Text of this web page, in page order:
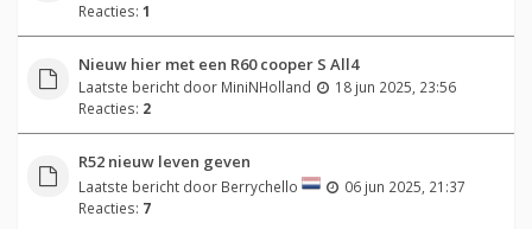
Reacties: 1
Nieuw hier met een R60 cooper S All4
Laatste bericht door MiniNHolland
18 jun 2025, 23:56
Reacties: 2
R52 nieuw leven geven
Laatste bericht door Berrychello
06 jun 2025, 21:37
Reacties: 7